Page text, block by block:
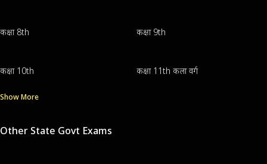
कक्षा 8th कक्षा 9th
कक्षा 10th कक्षा 11th कला वर्ग
Show More
Other State Govt Exams